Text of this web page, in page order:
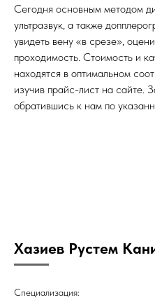
Сегодня основным методом
ультразвук, а также
увидеть вену «в срезе»,
проходимость. Стоимость и
находятся в оптимальном
изучив прайс-лист на сайте.
обратившись к нам по
Хазиев Рустем
Специализация: